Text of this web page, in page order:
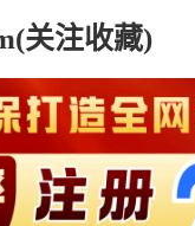
关注收藏)